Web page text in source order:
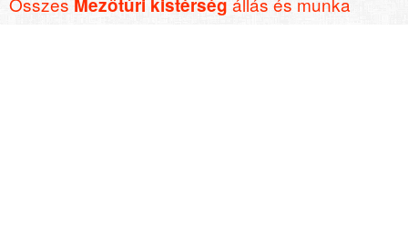
Mezőtúri kistérség